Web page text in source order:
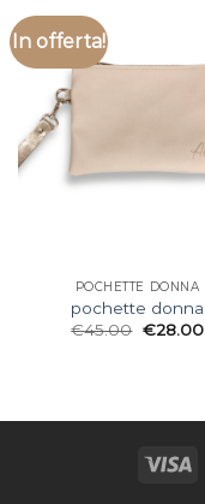
In offerta!
POCHETTE DONNA
pochette donna
€45.00 €28.00